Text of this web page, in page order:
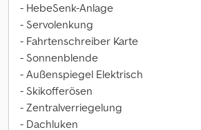
- HebeSenk-Anlage
- Servolenkung
- Fahrtenschreiber Karte
- Sonnenblende
- Außenspiegel Elektrisch
- Skikofferösen
- Zentralverriegelung
- Dachluken